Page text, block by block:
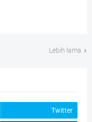
Lebih lama
Twitter